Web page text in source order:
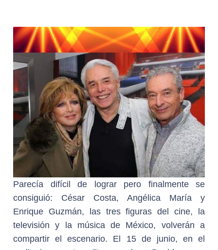
Parecía difícil de lograr pero finalmente se
consiguió: César Costa, Angélica María y
Enrique Guzmán, las tres figuras del cine, la
televisión y la música de México, volverán a
compartir el escenario. El 15 de junio, en el